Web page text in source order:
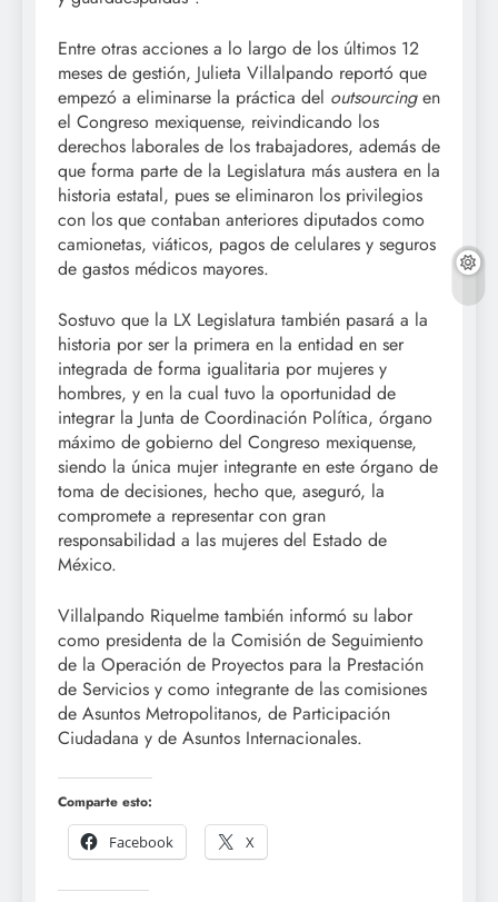
Entre otras acciones a lo largo de los últimos 12
meses de gestión, Julieta Villalpando reportó que
empezó a eliminarse la práctica del outsourcingen
el Congreso mexiquense, reivindicando los
derechos laborales de los trabajadores, además de
que forma parte de la Legislatura más austera en la
historia estatal, pues se eliminaron los privilegios
con los que contaban anteriores diputados como
camionetas, viáticos, pagos de celulares y seguros
de gastos médicos mayores.
Sostuvo que la LX Legislatura también pasará a la
historia por ser la primera en la entidad en ser
integrada de forma igualitaria por mujeres y
hombres, y en la cual tuvo la oportunidad de
integrar la Junta de Coordinación Política, órgano
máximo de gobierno del Congreso mexiquense,
siendo la única mujer integrante en este órgano de
toma de decisiones, hecho que, aseguró, la
compromete a representar con gran
responsabilidad a las mujeres del Estado de
México.
Villalpando Riquelme también informó su labor
como presidenta de la Comisión de Seguimiento
de la Operación de Proyectos para la Prestación
de Servicios y como integrante de las comisiones
de Asuntos Metropolitanos, de Participación
Ciudadana y de Asuntos Internacionales.
Comparte esto:
Facebook
X